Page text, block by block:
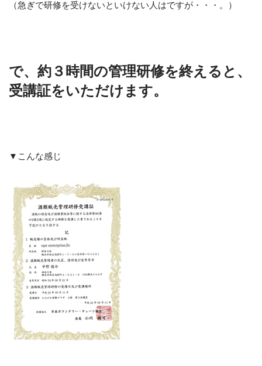
（急ぎで研修を受けないといけない人はですが・・・。）
で、約３時間の管理研修を終えると、
受講証をいただけます。
▼こんな感じ